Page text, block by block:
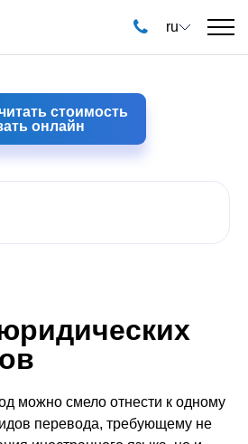
ru
стоимость
онлайн
можно смело отнести к одному
перевода, требующему не